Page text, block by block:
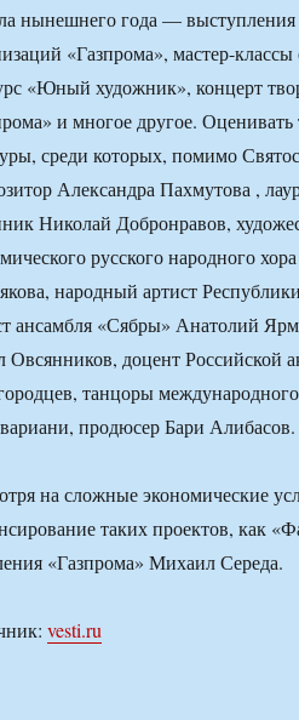
нынешнего года — выступления
«Газпрома», мастер-
«Юный художник», концерт
и многое другое. Оценивать
среди которых, помимо
Александра Пахмутова ,
Николай Добронравов,
русского народного
народный артист
ансамбля «Сябры» Анатолий
Овсянников, доцент
танцоры
продюсер Бари Алибасов.
на сложные экономические
таких проектов, как
«Газпрома» Михаил Середа.
vesti.ru